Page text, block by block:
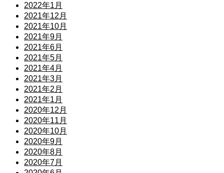
2022年1月
2021年12月
2021年10月
2021年9月
2021年6月
2021年5月
2021年4月
2021年3月
2021年2月
2021年1月
2020年12月
2020年11月
2020年10月
2020年9月
2020年8月
2020年7月